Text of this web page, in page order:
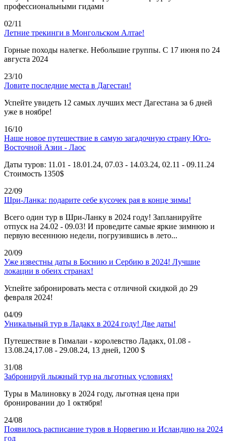
профессиональными гидами
02/11
Летние трекинги в Монгольском Алтае!
Горные походы налегке. Небольшие группы. С 17 июня по 24
августа 2024
23/10
Ловите последние места в Дагестан!
Успейте увидеть 12 самых лучших мест Дагестана за 6 дней
уже в ноябре!
16/10
Наше новое путешествие в самую загадочную страну Юго-
Восточной Азии - Лаос
Даты туров: 11.01 - 18.01.24, 07.03 - 14.03.24, 02.11 - 09.11.24
Стоимость 1350$
22/09
Шри-Ланка: подарите себе кусочек рая в конце зимы!
Всего один тур в Шри-Ланку в 2024 году! Запланируйте
отпуск на 24.02 - 09.03! И проведите самые яркие зимнюю и
первую весеннюю недели, погрузившись в лето...
20/09
Уже известны даты в Боснию и Сербию в 2024! Лучшие
локации в обеих странах!
Успейте забронировать места с отличной скидкой до 29
февраля 2024!
04/09
Уникальный тур в Ладакх в 2024 году! Две даты!
Путешествие в Гималаи - королевство Ладакх, 01.08 -
13.08.24,17.08 - 29.08.24, 13 дней, 1200 $
31/08
Забронируй лыжный тур на льготных условиях!
Туры в Малиновку в 2024 году, льготная цена при
бронировании до 1 октября!
24/08
Появилось расписание туров в Норвегию и Исландию на 2024
год